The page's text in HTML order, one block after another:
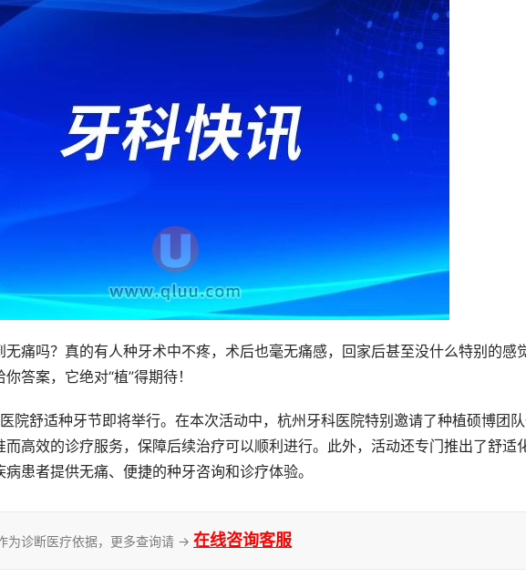
痛吗？真的有人种牙术中不疼，术后也毫无痛感，回家后甚至没什么特别的感
答案，它绝对“植”得期待！
院舒适种牙节即将举行。在本次活动中，杭州牙科医院特别邀请了种植硕博团
高效的诊疗服务，保障后续治疗可以顺利进行。此外，活动还专门推出了舒适
患者提供无痛、便捷的种牙咨询和诊疗体验。
为诊断医疗依据，更多查询请 → 在线咨询客服